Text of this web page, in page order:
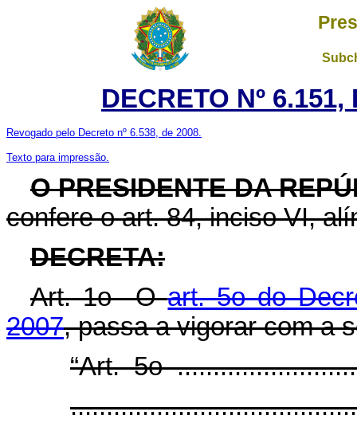
DECRETO Nº
Revogado pelo Decreto nº 6.538, de 2008.
Texto para impressão.
O PRESIDENTE DA
confere o art. 84, inciso VI,
DECRETA:
Art. 1o Oart. 5o do
2007, passa a vigorar com a
“Art. 5o